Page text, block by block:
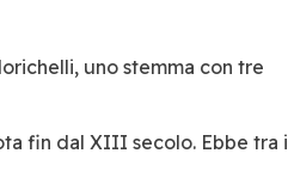
uno stemma con tre
fin dal XIII secolo. Ebbe tra i